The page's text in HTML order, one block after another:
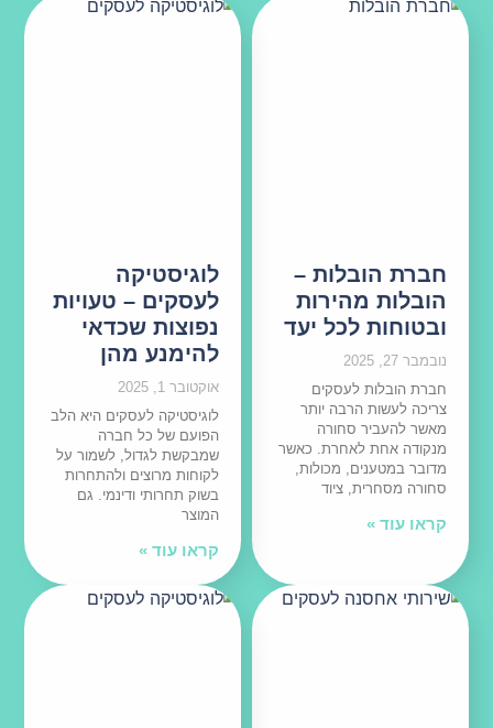
חברת הובלות –
הובלות מהירות
ובטוחות לכל יעד
נובמבר 27, 2025
חברת הובלות לעסקים
צריכה לעשות הרבה יותר
מאשר להעביר סחורה
מנקודה אחת לאחרת. כאשר
מדובר במטענים, מכולות,
סחורה מסחרית, ציוד
קראו עוד »
לוגיסטיקה
לעסקים – טעויות
נפוצות שכדאי
להימנע מהן
אוקטובר 1, 2025
לוגיסטיקה לעסקים היא הלב
הפועם של כל חברה
שמבקשת לגדול, לשמור על
לקוחות מרוצים ולהתחרות
בשוק תחרותי ודינמי. גם
המוצר
קראו עוד »